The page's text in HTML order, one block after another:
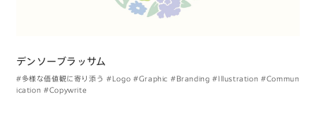
デンソーブラッサム
#多様な価値観に寄り添う #Logo #Graphic #Branding #Illustration #Commun
ication #Copywrite